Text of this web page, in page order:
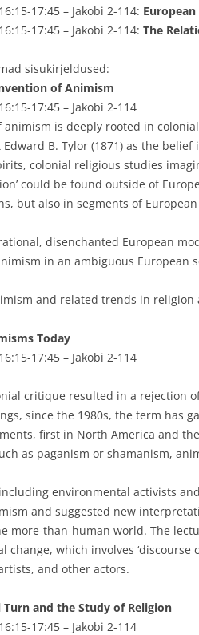
17:45 – Jakobi 2-114:
17:45 – Jakobi 2-114: The
sisukirjeldused:
of Animism
17:45 – Jakobi 2-114
animism is deeply rooted in
B. Tylor (1871) as the
colonial religious studies
could be found outside of
but also in segments of
disenchanted European
in an ambiguous European
and related trends in religion
Today
17:45 – Jakobi 2-114
critique resulted in a rejection
since the 1980s, the term has
first in North America and
as paganism or shamanism,
environmental activists
and suggested new
more-than-human world. The
change, which involves ‘discourse
and other actors.
Turn and the Study of Religion
17:45 – Jakobi 2-114